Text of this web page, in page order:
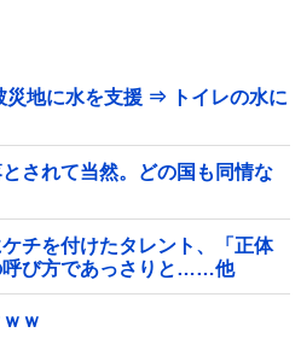
災地に水を支援 ⇒ トイレの水に
されて当然。どの国も同情な
チを付けたタレント、「正体
呼び方であっさりと……他
ｗ